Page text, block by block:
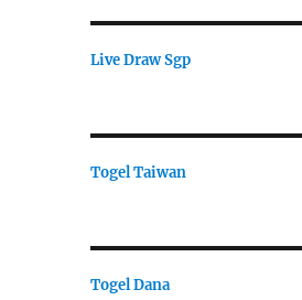
Live Draw Sgp
Togel Taiwan
Togel Dana